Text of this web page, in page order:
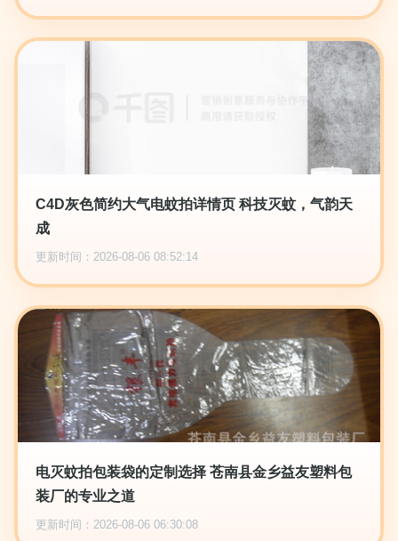
C4D灰色简约大气电蚊拍详情页 科技灭蚊，气韵天
成
更新时间：2026-08-06 08:52:14
电灭蚊拍包装袋的定制选择 苍南县金乡益友塑料包
装厂的专业之道
更新时间：2026-08-06 06:30:08